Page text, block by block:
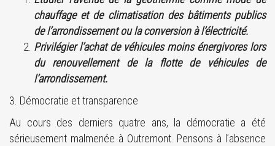
chauffage et de climatisation des bâtiments publics
de l’arrondissement ou la conversion à l’électricité.
Privilégier l’achat de véhicules moins énergivores lors
du renouvellement de la flotte de véhicules de
l’arrondissement.
3. Démocratie et transparence
Au cours des derniers quatre ans, la démocratie a été
sérieusement malmenée à Outremont. Pensons à l’absence